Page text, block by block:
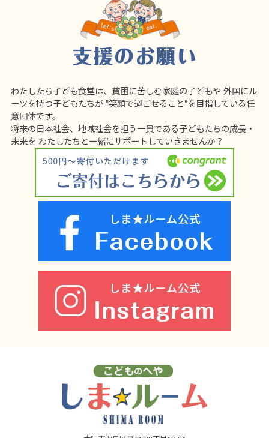
わたしたち子ども食堂は、貧困に苦しむ家庭の子どもや 外国にル
ーツを持つ子どもたちが"笑顔で過ごせること"を目指している任
意団体です。
将来の日本社会、地域社会を担う一員である子どもたちの成長・
未来を わたしたちと一緒にサポートしていきませんか？